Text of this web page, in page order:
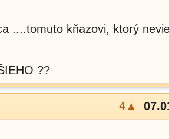
....tomuto kňazovi, ktorý
??
4▲